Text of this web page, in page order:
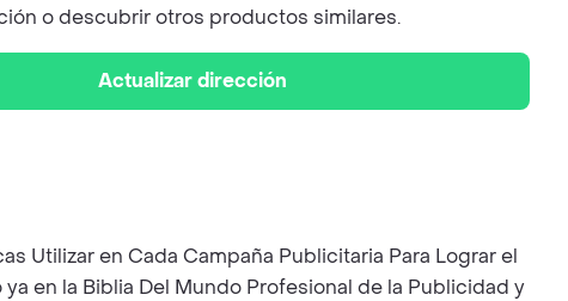
o descubrir otros productos similares.
Actualizar dirección
Utilizar en Cada Campaña Publicitaria Para Lograr el
en la Biblia Del Mundo Profesional de la Publicidad y